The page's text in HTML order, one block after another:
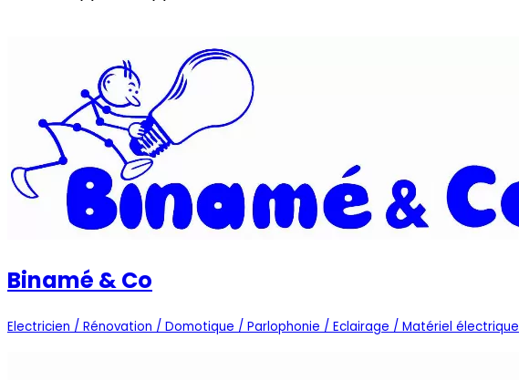
Binamé & Co
Electricien / Rénovation / Domotique / Parlophonie / Eclairage / Matériel électrique